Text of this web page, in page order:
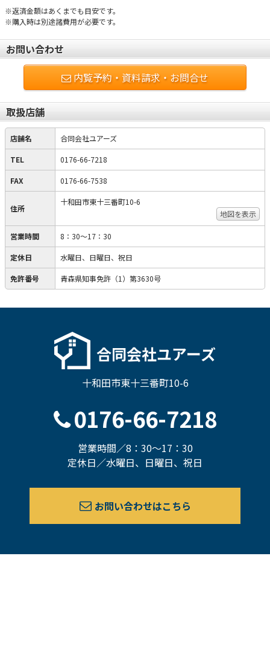
※返済金額はあくまでも目安です。
※購入時は別途諸費用が必要です。
お問い合わせ
内覧予約・資料請求・お問合せ
取扱店舗
店舗名 合同会社ユアーズ
TEL 0176-66-7218
FAX 0176-66-7538
住所
十和田市東十三番町10-6
地図を表示
営業時間 8：30～17：30
定休日 水曜日、日曜日、祝日
免許番号 青森県知事免許（1）第3630号
合同会社ユアーズ
十和田市東十三番町10-6
0176-66-7218
営業時間／8：30～17：30
定休日／水曜日、日曜日、祝日
お問い合わせはこちら